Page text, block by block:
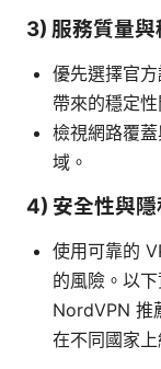
3) 服務質量與
優先選擇官
帶來的穩定性
檢視網路覆
域。
4) 安全性與隱
使用可靠的
的風險。以
NordVPN 推
在不同國家上